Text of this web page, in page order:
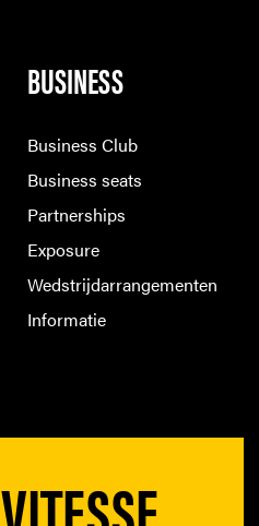
BUSINESS
Business Club
Business seats
Partnerships
Exposure
Wedstrijdarrangementen
Informatie